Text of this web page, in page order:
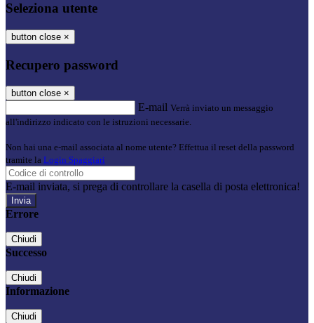
Seleziona utente
button close ×
Recupero password
button close ×
E-mail Verrà inviato un messaggio
all'indirizzo indicato con le istruzioni necessarie.
Non hai una e-mail associata al nome utente? Effettua il reset della password
tramite la Login Spaggiari
E-mail inviata, si prega di controllare la casella di posta elettronica!
Errore
Chiudi
Successo
Chiudi
Informazione
Chiudi